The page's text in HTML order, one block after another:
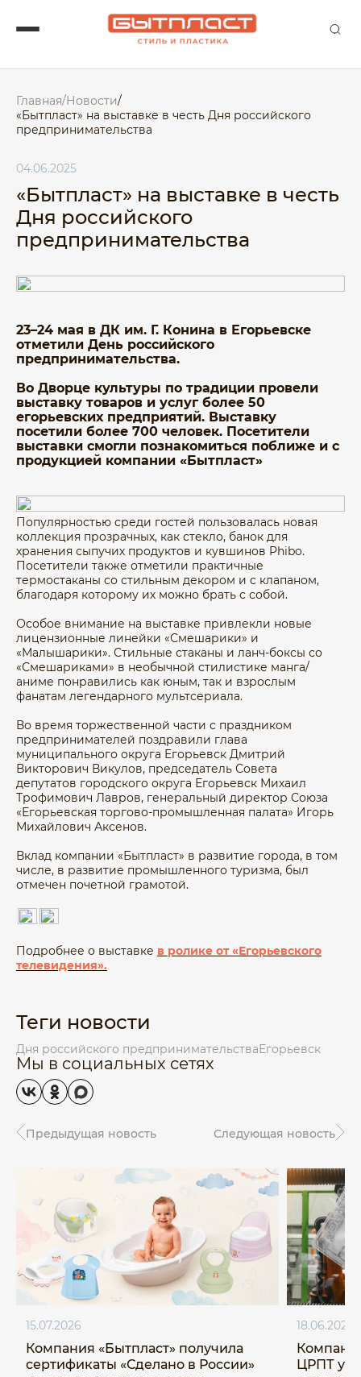
Главная/Новости/
«Бытпласт» на выставке в честь Дня российского
предпринимательства
04.06.2025
«Бытпласт» на выставке в честь
Дня российского
предпринимательства
23–24 мая в ДК им. Г. Конина в Егорьевске
отметили День российского
предпринимательства.
Во Дворце культуры по традиции провели
выставку товаров и услуг более 50
егорьевских предприятий. Выставку
посетили более 700 человек. Посетители
выставки смогли познакомиться поближе и с
продукцией компании «Бытпласт»
Популярностью среди гостей пользовалась новая
коллекция прозрачных, как стекло, банок для
хранения сыпучих продуктов и кувшинов Phibo.
Посетители также отметили практичные
термостаканы со стильным декором и с клапаном,
благодаря которому их можно брать с собой.
Особое внимание на выставке привлекли новые
лицензионные линейки «Смешарики» и
«Малышарики». Стильные стаканы и ланч-боксы со
«Смешариками» в необычной стилистике манга/
аниме понравились как юным, так и взрослым
фанатам легендарного мультсериала.
Во время торжественной части с праздником
предпринимателей поздравили глава
муниципального округа Егорьевск Дмитрий
Викторович Викулов, председатель Совета
депутатов городского округа Егорьевск Михаил
Трофимович Лавров, генеральный директор Cоюза
«Егорьевская торгово-промышленная палата» Игорь
Михайлович Аксенов.
Вклад компании «Бытпласт» в развитие города, в том
числе, в развитие промышленного туризма, был
отмечен почетной грамотой.
Подробнее о выставке в ролике от «Егорьевского
телевидения».
Теги новости
Дня российского предпринимательстваЕгорьевск
Мы в социальных сетях
Предыдущая новость Следующая новость
15.07.2026
Компания «Бытпласт» получила
сертификаты «Сделано в России»
18.06.2026
ЦРПТ